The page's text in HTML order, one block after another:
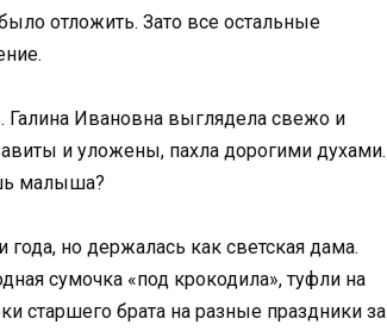
отложить. Зато все остальные
Галина Ивановна выглядела свежо и
и уложены, пахла дорогими духами.
малыша?
но держалась как светская дама.
сумочка «под крокодила», туфли на
старшего брата на разные праздники за